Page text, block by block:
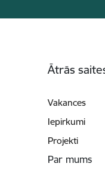
Ātrās
Vakances
Iepirkumi
Projekti
Par mums